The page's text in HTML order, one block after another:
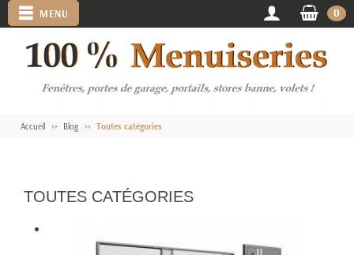
MENU 0
Accueil Blog Toutes catégories
TOUTES CATÉGORIES